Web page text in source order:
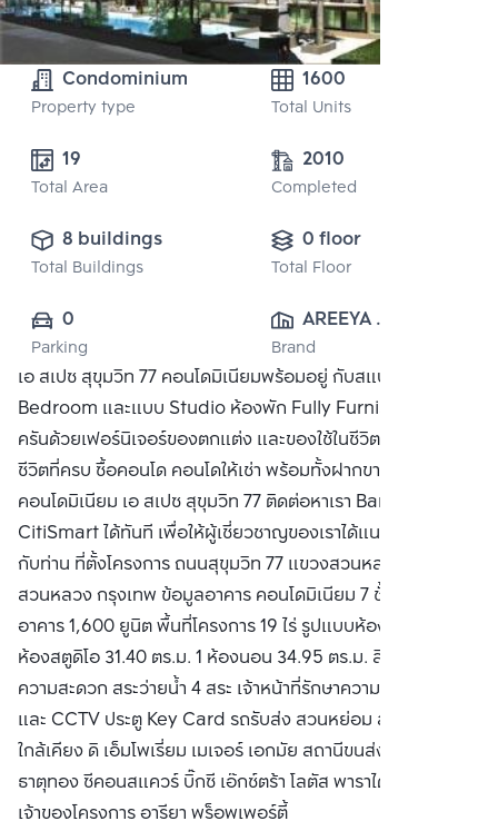
Condominium
Property type
1600
Total Units
19
Total Area
2010
Completed
8 buildings
Total Buildings
0 floor
Total Floor
0
Parking
AREEYA
PROPERTY
PUBLIC CO.,
LTD.
Brand
เอ สเปซ สุขุมวิท 77 คอนโดมิเนียมพร้อมอยู่ กับสแปซแบบ One
Bedroom และแบบ Studio ห้องพัก Fully Furnished ครบ
ครันด้วยเฟอร์นิเจอร์ของตกแต่ง และของใช้ในชีวิตประจำวัน
ชีวิตที่ครบ ซื้อคอนโด คอนโดให้เช่า พร้อมทั้งฝากขาย
คอนโดมิเนียม เอ สเปซ สุขุมวิท 77 ติดต่อหาเรา Bangkok
CitiSmart ได้ทันที เพื่อให้ผู้เชี่ยวชาญของเราได้แนะนำคอนโดให้
กับท่าน ที่ตั้งโครงการ ถนนสุขุมวิท 77 แขวงสวนหลวง เขต
สวนหลวง กรุงเทพ ข้อมูลอาคาร คอนโดมิเนียม 7 ชั้น จำนวน 8
อาคาร 1,600 ยูนิต พื้นที่โครงการ 19 ไร่ รูปแบบห้องพักอาศัย
ห้องสตูดิโอ 31.40 ตร.ม. 1 ห้องนอน 34.95 ตร.ม. สิ่งอำนวย
ความสะดวก สระว่ายน้ำ 4 สระ เจ้าหน้าที่รักษาความปลอดภัย
และ CCTV ประตู Key Card รถรับส่ง สวนหย่อม สถานที่สำคัญ
ใกล้เคียง ดิ เอ็มโพเรี่ยม เมเจอร์ เอกมัย สถานีขนส่ง เอกมัย วัด
ธาตุทอง ซีคอนสแควร์ บิ๊กซี เอ๊กซ์ตร้า โลตัส พาราไดซ์ พาร์ค
เจ้าของโครงการ อารียา พร็อพเพอร์ตี้